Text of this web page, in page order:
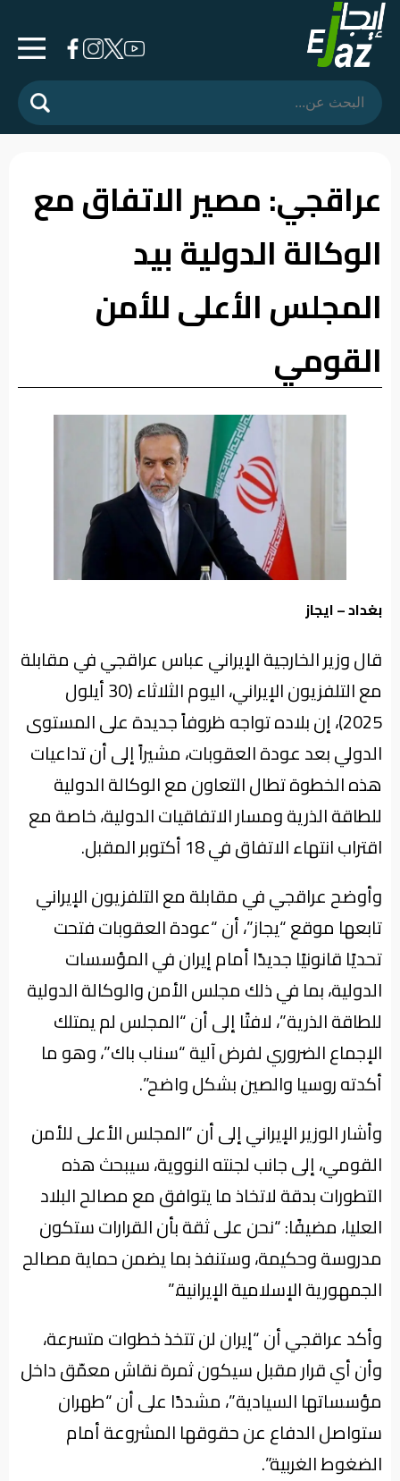
الرئيسية
المشهد
فرشة
الأسواق
وموقف
الفيديوهات
عراقجي: مصير الاتفاق مع
الوكالة الدولية بيد
المجلس الأعلى للأمن
القومي
بغداد – ايجاز
قال وزير الخارجية الإيراني عباس عراقجي في مقابلة
مع التلفزيون الإيراني، اليوم الثلاثاء (30 أيلول
2025)، إن بلاده تواجه ظروفاً جديدة على المستوى
الدولي بعد عودة العقوبات، مشيراً إلى أن تداعيات
هذه الخطوة تطال التعاون مع الوكالة الدولية
للطاقة الذرية ومسار الاتفاقيات الدولية، خاصة مع
اقتراب انتهاء الاتفاق في 18 أكتوبر المقبل.
وأوضح عراقجي في مقابلة مع التلفزيون الإيراني
تابعها موقع “يجاز”، أن “عودة العقوبات فتحت
تحديًا قانونيًا جديدًا أمام إيران في المؤسسات
الدولية، بما في ذلك مجلس الأمن والوكالة الدولية
للطاقة الذرية”، لافتًا إلى أن “المجلس لم يمتلك
الإجماع الضروري لفرض آلية “سناب باك”، وهو ما
أكدته روسيا والصين بشكل واضح”.
وأشار الوزير الإيراني إلى أن “المجلس الأعلى للأمن
القومي، إلى جانب لجنته النووية، سيبحث هذه
التطورات بدقة لاتخاذ ما يتوافق مع مصالح البلاد
العليا، مضيفًا: “نحن على ثقة بأن القرارات ستكون
مدروسة وحكيمة، وستنفذ بما يضمن حماية مصالح
الجمهورية الإسلامية الإيرانية.”
وأكد عراقجي أن “إيران لن تتخذ خطوات متسرعة،
وأن أي قرار مقبل سيكون ثمرة نقاش معمّق داخل
مؤسساتها السيادية”، مشددًا على أن “طهران
ستواصل الدفاع عن حقوقها المشروعة أمام
الضغوط الغربية”.